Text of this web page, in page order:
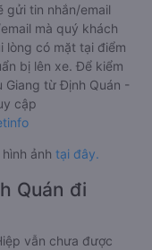
gửi tin nhắn/email
mà quý khách
lòng có mặt tại điểm
bị lên xe. Để kiểm
Giang từ Định Quán -
cập
ảnh tại đây.
Quán đi
vẫn chưa được